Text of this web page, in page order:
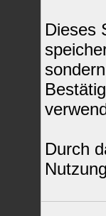
Dieses
Durch